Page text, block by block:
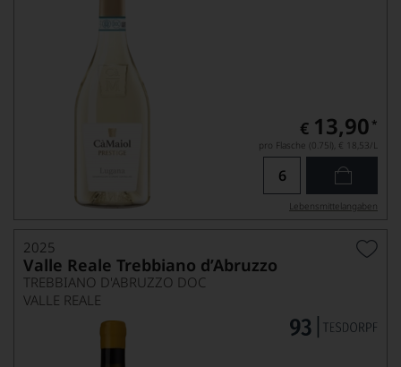
€ 13,90 *
pro Flasche (0.75l), € 18,53/L
Lebensmittel­angaben
2025
Valle Reale Trebbiano d’Abruzzo
TREBBIANO D'ABRUZZO DOC
VALLE REALE